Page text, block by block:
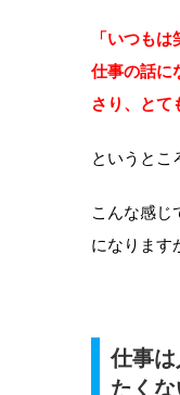
「いつも
仕事の話に
さり、とて
というとこ
こんな感じ
になります
仕事
たく